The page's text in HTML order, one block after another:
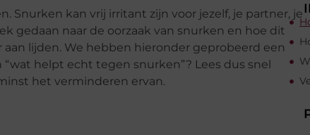
Snurken kan vrij irritant zijn voor jezelf, je partner, je
gedaan naar de oorzaak van snurken en hoe dit
lijden. We hebben hieronder geprobeerd een
helpt echt tegen snurken”? Lees dus snel
het verminderen ervan.